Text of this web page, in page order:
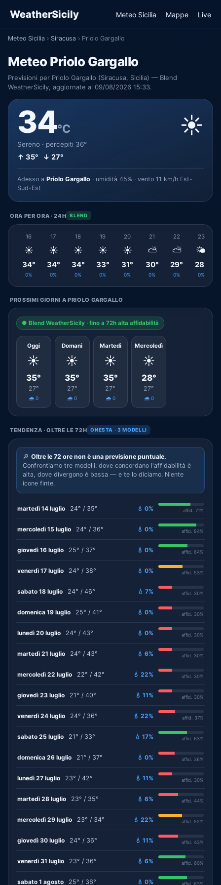
WeatherSicily Meteo Sicilia Mappe Live
Meteo Sicilia › Siracusa › Priolo Gargallo
Meteo Priolo Gargallo
Previsioni per Priolo Gargallo (Siracusa, Sicilia) — Blend
WeatherSicily, aggiornate al 09/08/2026 15:33.
34°C
Sereno · percepiti 36°
↑ 35° ↓ 27°
☀️
Adesso a Priolo Gargallo · umidità 45% · vento 11 km/h Est-
Sud-Est
ORA PER ORA · 24H BLEND
16
☀️
34°
0%
17
☀️
34°
0%
18
☀️
34°
0%
19
☀️
33°
0%
20
☀️
31°
0%
21
⛅
30°
0%
22
⛅
29°
0%
23
🌤️
28°
0%
PROSSIMI GIORNI A PRIOLO GARGALLO
● Blend WeatherSicily · fino a 72h alta affidabilità
Oggi
☀️
35°
27°
🌧️ 0
Domani
☀️
35°
27°
🌧️ 0
Martedì
☀️
35°
27°
🌧️ 0
Mercoledì
☀️
28°
27°
🌧️ 0
TENDENZA · OLTRE LE 72H ONESTA · 3 MODELLI
🔎 Oltre le 72 ore non è una previsione puntuale.
Confrontiamo tre modelli: dove concordano l'affidabilità è
alta, dove divergono è bassa — e te lo diciamo. Niente
icone finte.
martedì 14 luglio 24° / 35° 💧 0% affid. 71%
mercoledì 15 luglio 24° / 36° 💧 0% affid. 84%
giovedì 16 luglio 25° / 37° 💧 0% affid. 64%
venerdì 17 luglio 24° / 38° 💧 0% affid. 53%
sabato 18 luglio 24° / 46° 💧 7% affid. 30%
domenica 19 luglio 25° / 41° 💧 0% affid. 30%
lunedì 20 luglio 24° / 43° 💧 0% affid. 30%
martedì 21 luglio 24° / 43° 💧 6% affid. 30%
mercoledì 22 luglio 22° / 42° 💧 22% affid. 30%
giovedì 23 luglio 21° / 40° 💧 11% affid. 30%
venerdì 24 luglio 24° / 36° 💧 22% affid. 37%
sabato 25 luglio 21° / 33° 💧 17% affid. 63%
domenica 26 luglio 21° / 37° 💧 0% affid. 36%
lunedì 27 luglio 23° / 42° 💧 11% affid. 30%
martedì 28 luglio 23° / 35° 💧 6% affid. 44%
mercoledì 29 luglio 23° / 34° 💧 22% affid. 52%
giovedì 30 luglio 24° / 36° 💧 11% affid. 43%
venerdì 31 luglio 23° / 36° 💧 6% affid. 60%
sabato 1 agosto 25° / 36° 💧 0% affid. 63%